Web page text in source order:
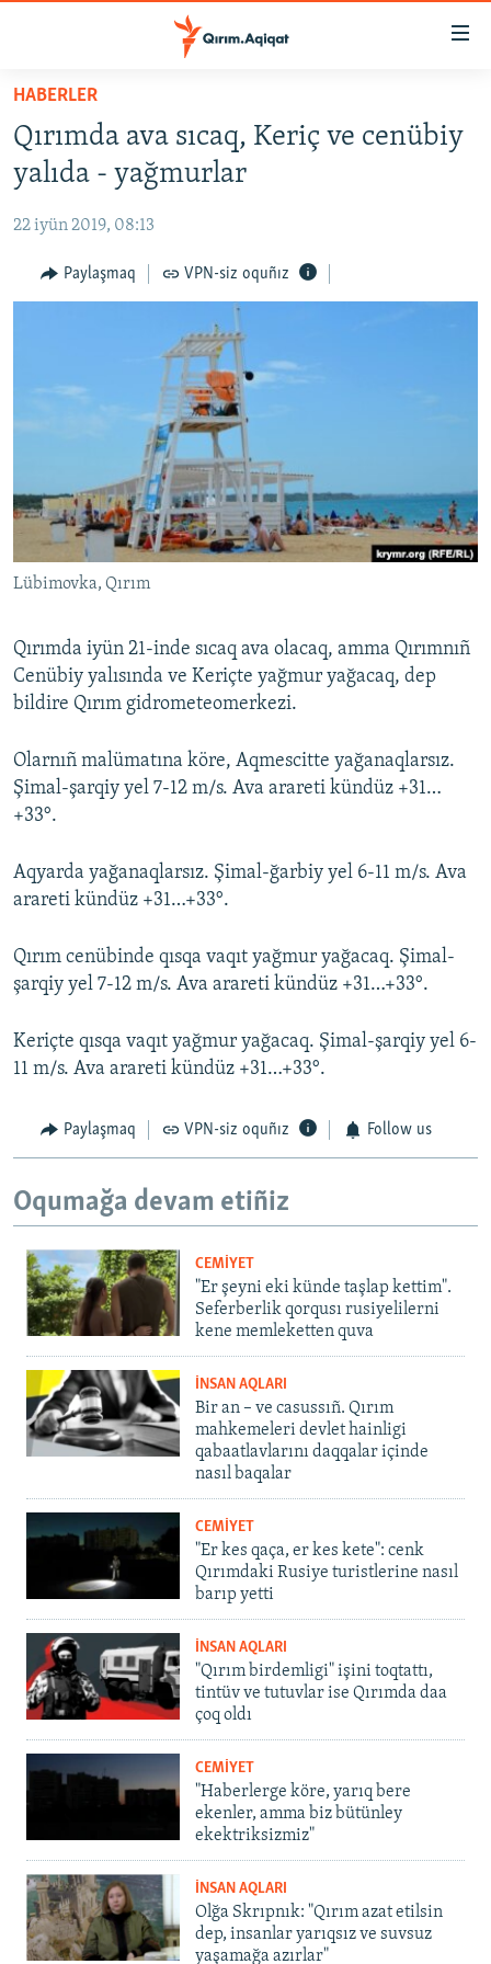
Esas
qaytmaq
Baş
navigatsiyağa
qaytmaq
qaytmaq
HABERLER
SİYASET
İQTİSADİYAT
CEMİYET
MEDENİYET
SÜRET
BLOGLAR
Русский
Українською
HABERLER
Qırımda ava sıcaq, Keriç ve cenübiy
yalıda - yağmurlar
22 iyün 2019, 08:13
Paylaşmaq VPN-siz oquñız
Lübimovka, Qırım
Qırımda iyün 21-inde sıcaq ava olacaq, amma Qırımnıñ
Cenübiy yalısında ve Keriçte yağmur yağacaq, dep
bildire Qırım gidrometeomerkezi.
Olarnıñ malümatına köre, Aqmescitte yağanaqlarsız.
Şimal-şarqiy yel 7-12 m/s. Ava arareti kündüz +31…
+33°.
Aqyarda yağanaqlarsız. Şimal-ğarbiy yel 6-11 m/s. Ava
arareti kündüz +31…+33°.
Qırım cenübinde qısqa vaqıt yağmur yağacaq. Şimal-
şarqiy yel 7-12 m/s. Ava arareti kündüz +31…+33°.
Keriçte qısqa vaqıt yağmur yağacaq. Şimal-şarqiy yel 6-
11 m/s. Ava arareti kündüz +31…+33°.
Paylaşmaq VPN-siz oquñız Follow us
Oqumağa devam etiñiz
CEMİYET
"Er şeyni eki künde taşlap kettim".
Seferberlik qorqusı rusiyelilerni
kene memleketten quva
İNSAN AQLARI
Bir an – ve casussıñ. Qırım
mahkemeleri devlet hainligi
qabaatlavlarını daqqalar içinde
nasıl baqalar
CEMİYET
"Er kes qaça, er kes kete": cenk
Qırımdaki Rusiye turistlerine nasıl
barıp yetti
İNSAN AQLARI
"Qırım birdemligi" işini toqtattı,
tintüv ve tutuvlar ise Qırımda daa
çoq oldı
CEMİYET
"Haberlerge köre, yarıq bere
ekenler, amma biz bütünley
ekektriksizmiz"
İNSAN AQLARI
Olğa Skrıpnık: "Qırım azat etilsin
dep, insanlar yarıqsız ve suvsuz
yaşamağa azırlar"